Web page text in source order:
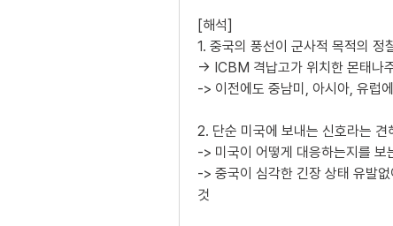
[해석]
1. 중국의 풍선이 군사적 목적의 정
-> ICBM 격납고가 위치한 몬태나
-> 이전에도 중남미, 아시아, 유럽
2. 단순 미국에 보내는 신호라는 견
-> 미국이 어떻게 대응하는지를 보
-> 중국이 심각한 긴장 상태 유발
것